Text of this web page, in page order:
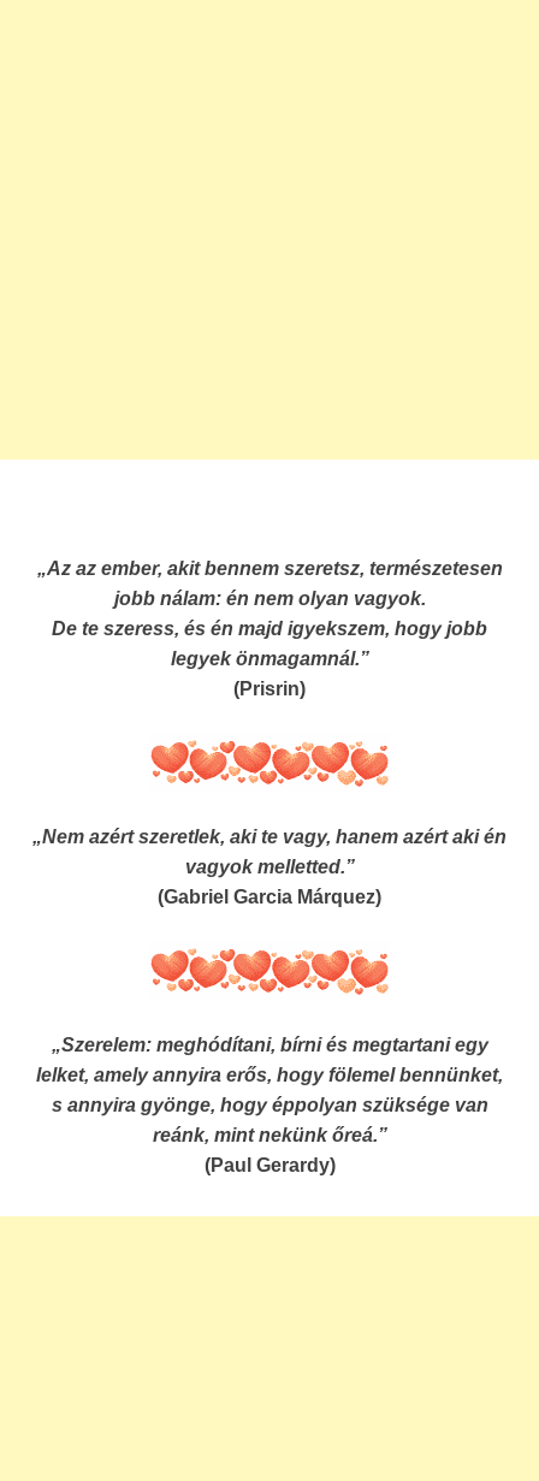
„Az az ember, akit bennem szeretsz, természetesen
jobb nálam: én nem olyan vagyok.
De te szeress, és én majd igyekszem, hogy jobb
legyek önmagamnál.”
(Prisrin)
„Nem azért szeretlek, aki te vagy, hanem azért aki én
vagyok melletted.”
(Gabriel Garcia Márquez)
„Szerelem: meghódítani, bírni és megtartani egy
lelket, amely annyira erős, hogy fölemel bennünket,
s annyira gyönge, hogy éppolyan szüksége van
reánk, mint nekünk őreá.”
(Paul Gerardy)